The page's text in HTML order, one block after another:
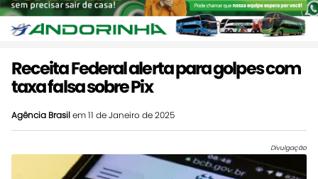
Receita Federal alerta para golpes com
taxa falsa sobre Pix
Agência Brasilem 11 de Janeiro de 2025
Divulgação